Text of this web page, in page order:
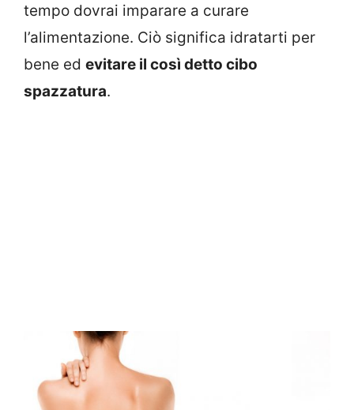
tempo dovrai imparare a curare
l’alimentazione. Ciò significa idratarti per
bene ed evitare il così detto cibo
spazzatura.